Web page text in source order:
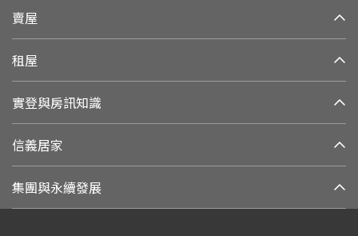
賣屋
租屋
實登與房訊知識
信義居家
集團與永續發展